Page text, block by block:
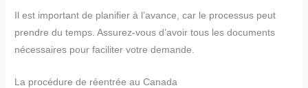
Il est important de planifier à l’avance, car le processus peut
prendre du temps. Assurez-vous d’avoir tous les documents
nécessaires pour faciliter votre demande.
La procédure de réentrée au Canada